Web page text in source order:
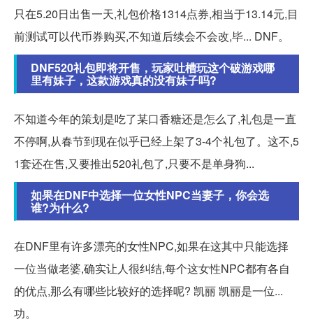
只在5.20日出售一天,礼包价格1314点券,相当于13.14元,目
前测试可以代币券购买,不知道后续会不会改,毕... DNF。
DNF520礼包即将开售，玩家吐槽玩这个破游戏哪
里有妹子，这款游戏真的没有妹子吗?
不知道今年的策划是吃了某口香糖还是怎么了,礼包是一直
不停啊,从春节到现在似乎已经上架了3-4个礼包了。这不,5
1套还在售,又要推出520礼包了,只要不是单身狗...
如果在DNF中选择一位女性NPC当妻子，你会选
谁?为什么?
在DNF里有许多漂亮的女性NPC,如果在这其中只能选择
一位当做老婆,确实让人很纠结,每个这女性NPC都有各自
的优点,那么有哪些比较好的选择呢? 凯丽 凯丽是一位...
功。